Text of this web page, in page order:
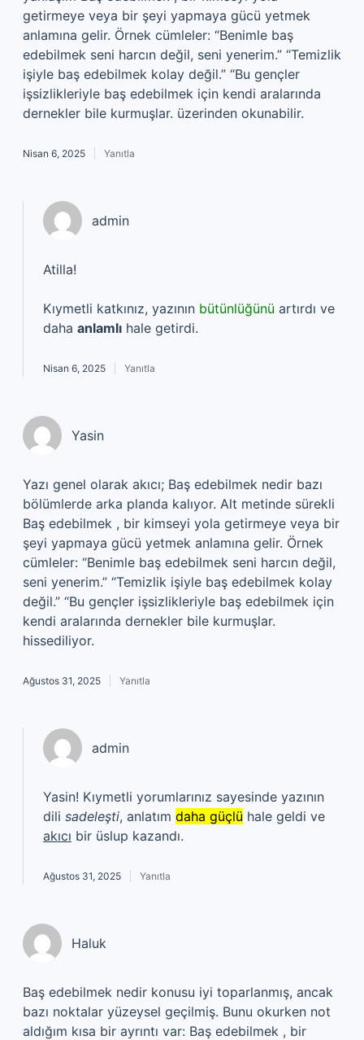
getirmeye veya bir şeyi yapmaya gücü yetmek
anlamına gelir. Örnek cümleler: “Benimle baş
edebilmek seni harcın değil, seni yenerim.” “Temizlik
işiyle baş edebilmek kolay değil.” “Bu gençler
işsizlikleriyle baş edebilmek için kendi aralarında
dernekler bile kurmuşlar. üzerinden okunabilir.
Nisan 6, 2025 Yanıtla
admin
Atilla!
Kıymetli katkınız, yazının bütünlüğünü artırdı ve
daha anlamlı hale getirdi.
Nisan 6, 2025 Yanıtla
Yasin
Yazı genel olarak akıcı; Baş edebilmek nedir bazı
bölümlerde arka planda kalıyor. Alt metinde sürekli
Baş edebilmek , bir kimseyi yola getirmeye veya bir
şeyi yapmaya gücü yetmek anlamına gelir. Örnek
cümleler: “Benimle baş edebilmek seni harcın değil,
seni yenerim.” “Temizlik işiyle baş edebilmek kolay
değil.” “Bu gençler işsizlikleriyle baş edebilmek için
kendi aralarında dernekler bile kurmuşlar.
hissediliyor.
Ağustos 31, 2025 Yanıtla
admin
Yasin! Kıymetli yorumlarınız sayesinde yazının
dili sadeleşti, anlatım daha güçlü hale geldi ve
akıcı bir üslup kazandı.
Ağustos 31, 2025 Yanıtla
Haluk
Baş edebilmek nedir konusu iyi toparlanmış, ancak
bazı noktalar yüzeysel geçilmiş. Bunu okurken not
aldığım kısa bir ayrıntı var: Baş edebilmek , bir